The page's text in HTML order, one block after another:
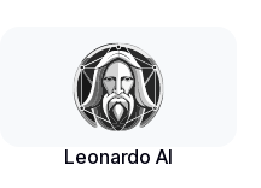
Leonardo AI